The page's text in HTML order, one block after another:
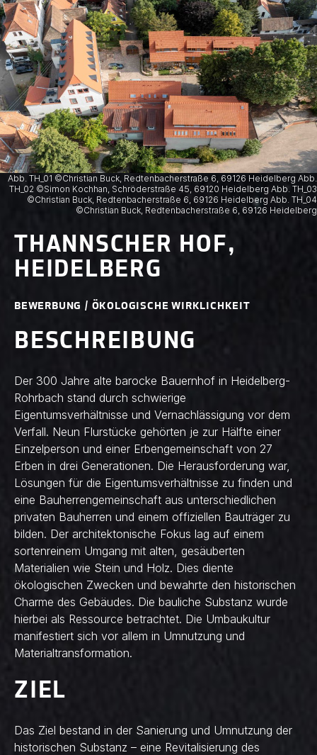
Abb. TH_01 ©Christian Buck, Redtenbacherstraße 6, 69126 Heidelberg Abb.
TH_02 ©Simon Kochhan, Schröderstraße 45, 69120 Heidelberg Abb. TH_03
©Christian Buck, Redtenbacherstraße 6, 69126 Heidelberg Abb. TH_04
©Christian Buck, Redtenbacherstraße 6, 69126 Heidelberg
THANNSCHER HOF,
HEIDELBERG
BEWERBUNG / ÖKOLOGISCHE WIRKLICHKEIT
BESCHREIBUNG
Der 300 Jahre alte barocke Bauernhof in Heidelberg-
Rohrbach stand durch schwierige
Eigentumsverhältnisse und Vernachlässigung vor dem
Verfall. Neun Flurstücke gehörten je zur Hälfte einer
Einzelperson und einer Erbengemeinschaft von 27
Erben in drei Generationen. Die Herausforderung war,
Lösungen für die Eigentumsverhältnisse zu finden und
eine Bauherrengemeinschaft aus unterschiedlichen
privaten Bauherren und einem offiziellen Bauträger zu
bilden. Der architektonische Fokus lag auf einem
sortenreinem Umgang mit alten, gesäuberten
Materialien wie Stein und Holz. Dies diente
ökologischen Zwecken und bewahrte den historischen
Charme des Gebäudes. Die bauliche Substanz wurde
hierbei als Ressource betrachtet. Die Umbaukultur
manifestiert sich vor allem in Umnutzung und
Materialtransformation.
ZIEL
Das Ziel bestand in der Sanierung und Umnutzung der
historischen Substanz – eine Revitalisierung des